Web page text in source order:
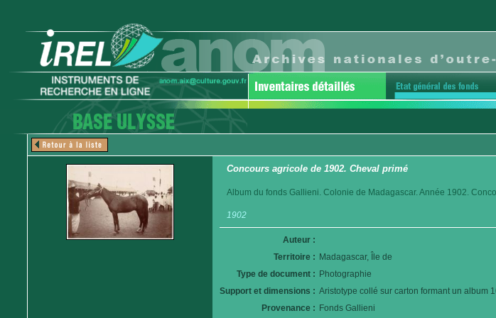
Concours agricole de 1902. Cheval primé
Album du fonds Gallieni. Colonie de Madagascar. Année 1902.
1902
Auteur :
Territoire : Madagascar, Île de
Type de document : Photographie
Support et dimensions : Aristotype collé sur carton formant un album
Provenance : Fonds Gallieni